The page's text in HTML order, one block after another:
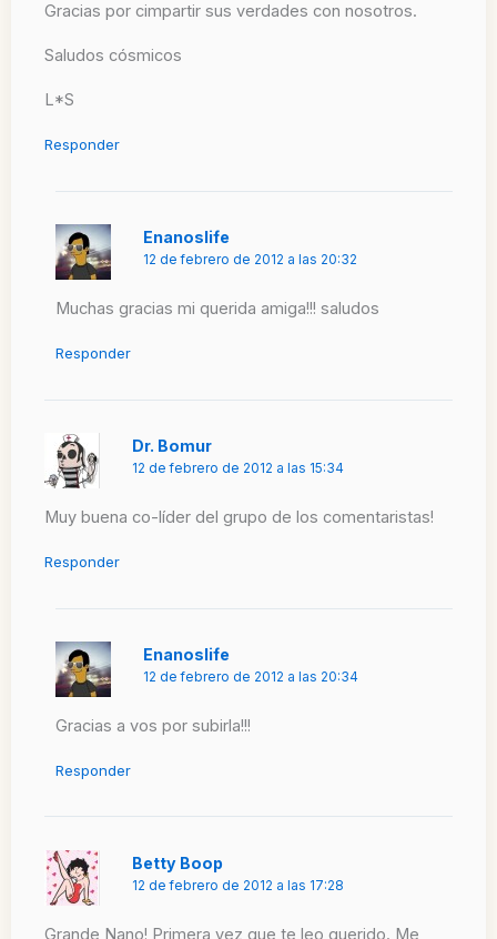
Gracias por cimpartir sus verdades con nosotros.
Saludos cósmicos
L*S
Responder
Enanoslife
12 de febrero de 2012 a las 20:32
Muchas gracias mi querida amiga!!! saludos
Responder
Dr. Bomur
12 de febrero de 2012 a las 15:34
Muy buena co-líder del grupo de los comentaristas!
Responder
Enanoslife
12 de febrero de 2012 a las 20:34
Gracias a vos por subirla!!!
Responder
Betty Boop
12 de febrero de 2012 a las 17:28
Grande Nano! Primera vez que te leo querido. Me